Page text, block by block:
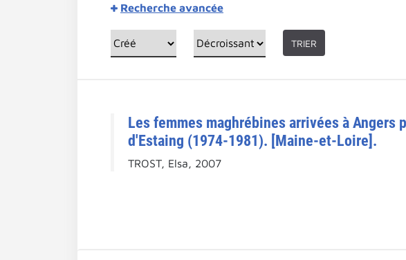
Recherche avancée
TRIER
Les femmes maghrébines arrivées à
d'Estaing (1974-1981). [Maine-et-Loire].
TROST, Elsa, 2007